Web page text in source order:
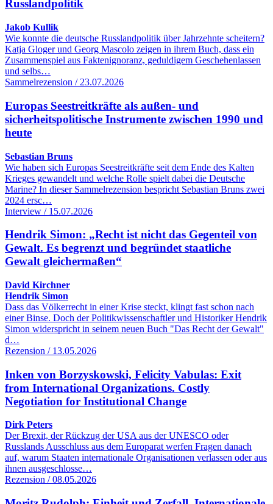
Russlandpolitik
Jakob Kullik
Wie konnte die deutsche Russlandpolitik über Jahrzehnte scheitern?
Katja Gloger und Georg Mascolo zeigen in ihrem Buch, dass ein
Zusammenspiel aus Faktenignoranz, geduldigem Geschehenlassen
und selbs…
Sammelrezension / 23.07.2026
Europas Seestreitkräfte als außen- und
sicherheitspolitische Instrumente zwischen 1990 und
heute
Sebastian Bruns
Wie haben sich Europas Seestreitkräfte seit dem Ende des Kalten
Krieges gewandelt und welche Rolle spielt dabei die Deutsche
Marine? In dieser Sammelrezension bespricht Sebastian Bruns zwei
2024 ersc…
Interview / 15.07.2026
Hendrik Simon: „Recht ist nicht das Gegenteil von
Gewalt. Es begrenzt und begründet staatliche
Gewalt gleichermaßen“
David Kirchner
Hendrik Simon
Dass das Völkerrecht in einer Krise steckt, klingt fast schon nach
einer Binse. Doch der Politikwissenschaftler und Historiker Hendrik
Simon widerspricht in seinem neuen Buch "Das Recht der Gewalt"
d…
Rezension / 13.05.2026
Inken von Borzyskowski, Felicity Vabulas: Exit
from International Organizations. Costly
Negotiation for Institutional Change
Dirk Peters
Der Brexit, der Rückzug der USA aus der UNESCO oder
Russlands Ausschluss aus dem Europarat werfen Fragen danach
auf, warum Staaten internationale Organisationen verlassen oder aus
ihnen ausgeschlosse…
Rezension / 08.05.2026